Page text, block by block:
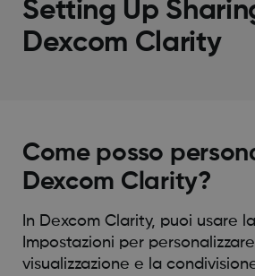
Setting Up
Dexcom Clarity
Come posso
Dexcom Clarity?
In Dexcom Clarity, puoi usare
Impostazioni per
visualizzazione e la